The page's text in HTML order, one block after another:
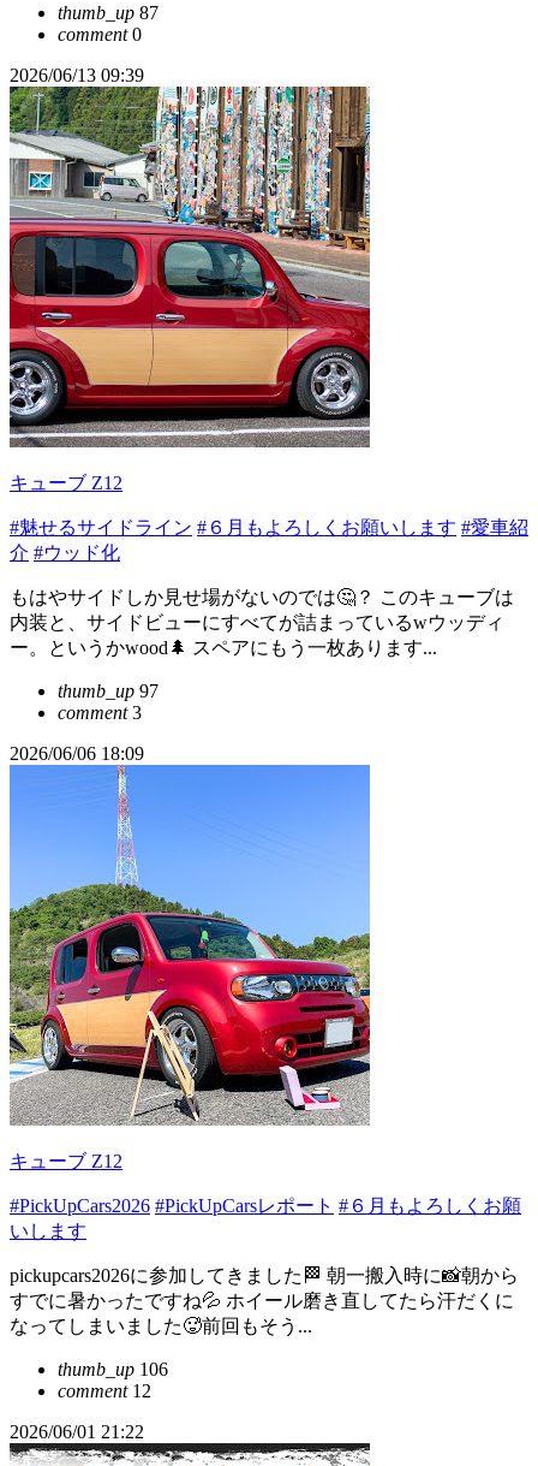
thumb_up 87
comment0
2026/06/13 09:39
キューブ Z12
#魅せるサイドライン #６月もよろしくお願いします #愛車紹
介 #ウッド化
もはやサイドしか見せ場がないのでは🤔？ このキューブは
内装と、サイドビューにすべてが詰まっているwウッディ
ー。というかwood🌲 スペアにもう一枚あります...
thumb_up 97
comment3
2026/06/06 18:09
キューブ Z12
#PickUpCars2026 #PickUpCarsレポート #６月もよろしくお願
いします
pickupcars2026に参加してきました🏁 朝一搬入時に📸朝から
すでに暑かったですね💦 ホイール磨き直してたら汗だくに
なってしまいました🥵前回もそう...
thumb_up 106
comment12
2026/06/01 21:22